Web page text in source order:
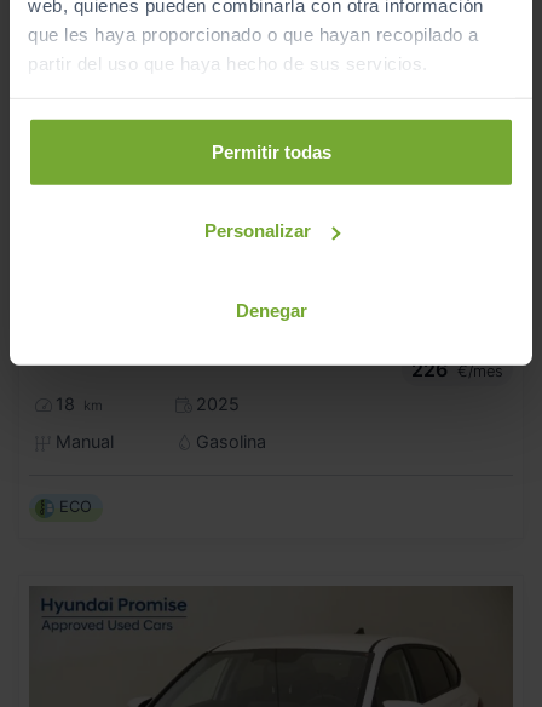
web, quienes pueden combinarla con otra información
que les haya proporcionado o que hayan recopilado a
partir del uso que haya hecho de sus servicios.
Permitir todas
Personalizar
Denegar
18 km
2025
Manual
Gasolina
226 €/mes
ECO